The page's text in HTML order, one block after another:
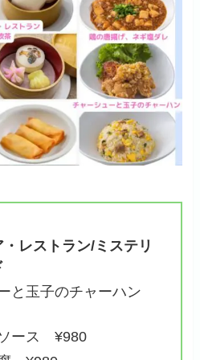
・レストラン/ミステリ
と玉子のチャーハン
ース ¥980